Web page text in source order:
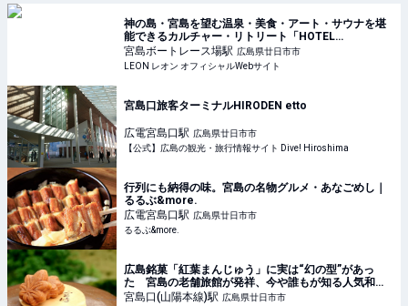
神の島・宮島を望む温泉・美食・アート・サウナを堪
能できるカルチャー・リトリート「HOTEL
FORK&KNIFE」が誕生！ | 旅行 | LEON レオン オフィ
シャルWebサイト
宮島ボートレース場駅 広島県廿日市市
LEON レオン オフィシャルWebサイト
宮島口旅客ターミナルHIRODEN etto
広電宮島口駅 広島県廿日市市
【公式】広島の観光・旅行情報サイト Dive! Hiroshima
行列にも納得の味。宮島の名物グルメ・あなごめし｜
るるぶ&more.
広電宮島口駅 広島県廿日市市
るるぶ&more.
広島銘菓「紅葉まんじゅう」に実は“幻の型”があっ
た 宮島の老舗旅館が発祥、今や誰もが知る人気和菓
子になった背景に迫る - おとなの週末Web
宮島口(山陽本線)駅 広島県廿日市市